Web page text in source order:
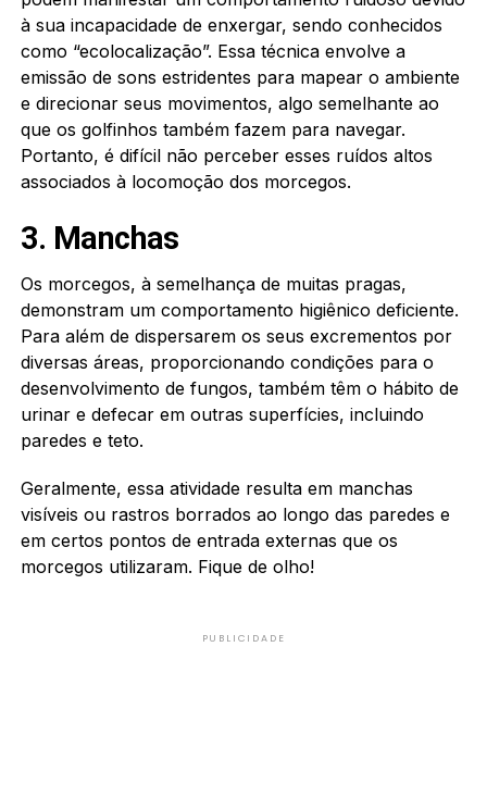
à sua incapacidade de enxergar, sendo conhecidos
como “ecolocalização”. Essa técnica envolve a
emissão de sons estridentes para mapear o ambiente
e direcionar seus movimentos, algo semelhante ao
que os golfinhos também fazem para navegar.
Portanto, é difícil não perceber esses ruídos altos
associados à locomoção dos morcegos.
3. Manchas
Os morcegos, à semelhança de muitas pragas,
demonstram um comportamento higiênico deficiente.
Para além de dispersarem os seus excrementos por
diversas áreas, proporcionando condições para o
desenvolvimento de fungos, também têm o hábito de
urinar e defecar em outras superfícies, incluindo
paredes e teto.
Geralmente, essa atividade resulta em manchas
visíveis ou rastros borrados ao longo das paredes e
em certos pontos de entrada externas que os
morcegos utilizaram. Fique de olho!
PUBLICIDADE